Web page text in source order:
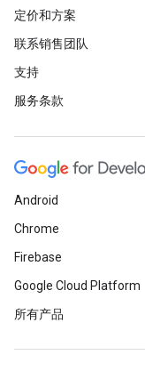
定价和方案
联系销售团队
支持
服务条款
Android
Chrome
Firebase
Google Cloud Platform
所有产品